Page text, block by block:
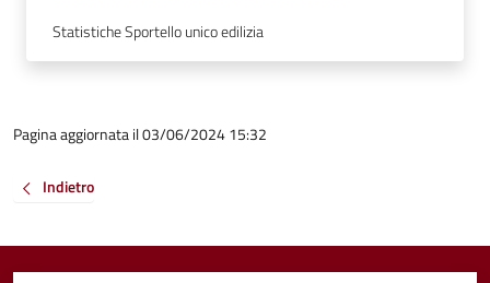
Statistiche Sportello unico edilizia
Pagina aggiornata il 03/06/2024 15:32
Indietro